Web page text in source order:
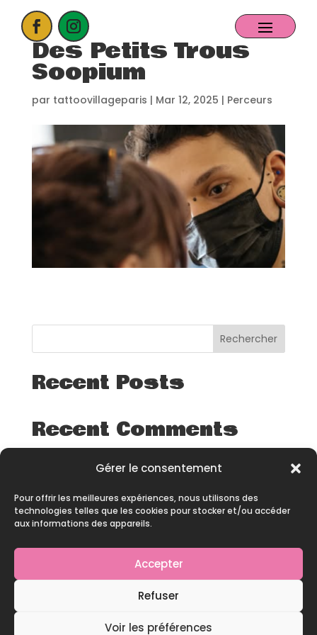
Gérer le consentement
Pour offrir les meilleures expériences, nous utilisons des
technologies telles que les cookies pour stocker et/ou accéder
aux informations des appareils.
Accepter
Refuser
Voir les préférences
ACCUEIL
PROCHAIN EVENT
CANDIDATER
NOS EXPOSANTS
CONTACT
PARTENAIRES
Des Petits Trous
Soopium
par tattoovillageparis | Mar 12, 2025 | Perceurs
Rechercher
Recent Posts
Recent Comments
© 2026 – All rights reserved – Site développé par